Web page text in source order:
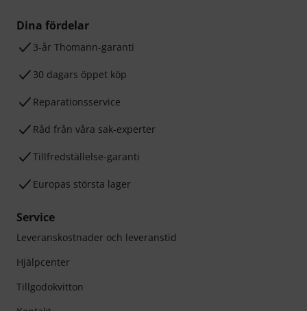
Dina fördelar
3-år Thomann-garanti
30 dagars öppet köp
Reparationsservice
Råd från våra sak-experter
Tillfredställelse-garanti
Europas största lager
Service
Leveranskostnader och leveranstid
Hjälpcenter
Tillgodokvitton